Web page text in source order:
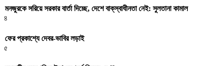
মনজুরকে সরিয়ে সরকার বার্তা দিচ্ছে, দেশে বাক্‌স্বাধীনতা নেই: সুলতানা কামাল
৪
ফের প্রকাশ্যে দেবর-ভাবির লড়াই
৫